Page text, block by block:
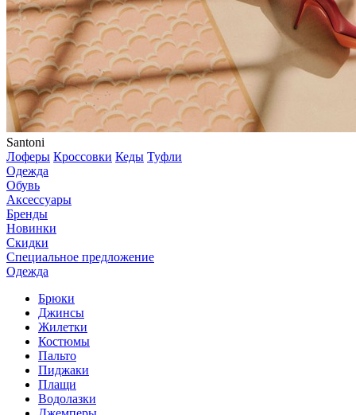
Santoni
Лоферы Кроссовки Кеды Туфли
Одежда
Обувь
Аксессуары
Бренды
Новинки
Скидки
Специальное предложение
Одежда
Брюки
Джинсы
Жилетки
Костюмы
Пальто
Пиджаки
Плащи
Водолазки